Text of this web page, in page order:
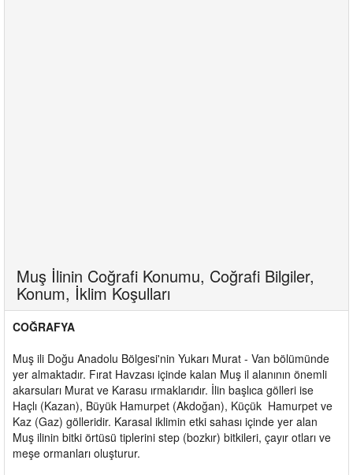
Muş İlinin Coğrafi Konumu, Coğrafi Bilgiler,
Konum, İklim Koşulları
COĞRAFYA
Muş ili Doğu Anadolu Bölgesi'nin Yukarı Murat - Van bölümünde
yer almaktadır. Fırat Havzası içinde kalan Muş il alanının önemli
akarsuları Murat ve Karasu ırmaklarıdır. İlin başlıca gölleri ise
Haçlı (Kazan), Büyük Hamurpet (Akdoğan), Küçük Hamurpet ve
Kaz (Gaz) gölleridir. Karasal iklimin etki sahası içinde yer alan
Muş ilinin bitki örtüsü tiplerini step (bozkır) bitkileri, çayır otları ve
meşe ormanları oluşturur.